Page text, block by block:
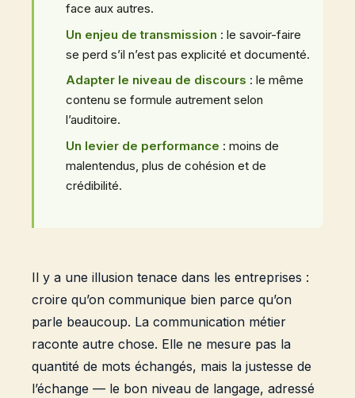
face aux autres.
Un enjeu de transmission : le savoir-faire
se perd s’il n’est pas explicité et documenté.
Adapter le niveau de discours : le même
contenu se formule autrement selon
l’auditoire.
Un levier de performance : moins de
malentendus, plus de cohésion et de
crédibilité.
Il y a une illusion tenace dans les entreprises :
croire qu’on communique bien parce qu’on
parle beaucoup. La communication métier
raconte autre chose. Elle ne mesure pas la
quantité de mots échangés, mais la justesse de
l’échange — le bon niveau de langage, adressé